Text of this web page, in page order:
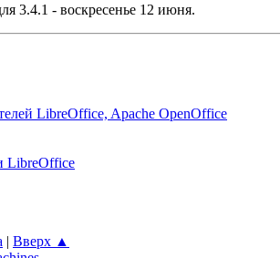
3.4.1 - воскресенье 12 июня.
LibreOffice, Apache OpenOffice
LibreOffice
| Вверх ▲